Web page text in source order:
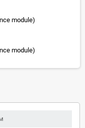
module)
module)